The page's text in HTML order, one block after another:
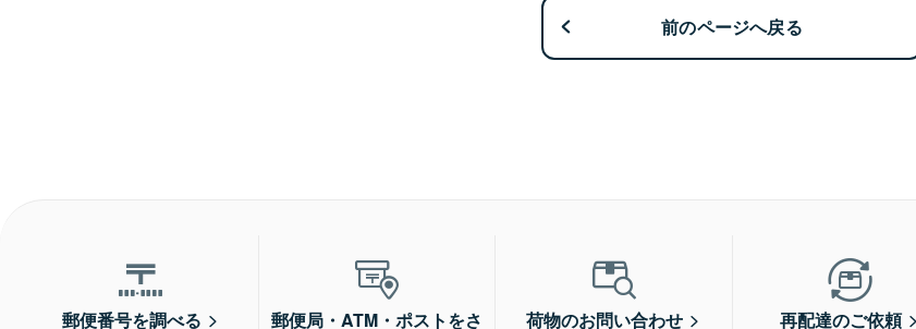
前のページへ戻る
郵便番号を調べる 郵便局・ATM・ポストをさ 荷物のお問い合わせ 再配達のご依頼